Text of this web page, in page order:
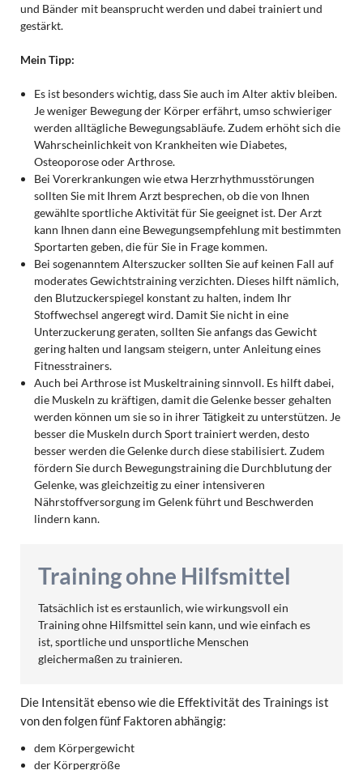
und Bänder mit beansprucht werden und dabei trainiert und
gestärkt.
Mein Tipp:
Es ist besonders wichtig, dass Sie auch im Alter aktiv bleiben.
Je weniger Bewegung der Körper erfährt, umso schwieriger
werden alltägliche Bewegungsabläufe. Zudem erhöht sich die
Wahrscheinlichkeit von Krankheiten wie Diabetes,
Osteoporose oder Arthrose.
Bei Vorerkrankungen wie etwa Herzrhythmusstörungen
sollten Sie mit Ihrem Arzt besprechen, ob die von Ihnen
gewählte sportliche Aktivität für Sie geeignet ist. Der Arzt
kann Ihnen dann eine Bewegungsempfehlung mit bestimmten
Sportarten geben, die für Sie in Frage kommen.
Bei sogenanntem Alterszucker sollten Sie auf keinen Fall auf
moderates Gewichtstraining verzichten. Dieses hilft nämlich,
den Blutzuckerspiegel konstant zu halten, indem Ihr
Stoffwechsel angeregt wird. Damit Sie nicht in eine
Unterzuckerung geraten, sollten Sie anfangs das Gewicht
gering halten und langsam steigern, unter Anleitung eines
Fitnesstrainers.
Auch bei Arthrose ist Muskeltraining sinnvoll. Es hilft dabei,
die Muskeln zu kräftigen, damit die Gelenke besser gehalten
werden können um sie so in ihrer Tätigkeit zu unterstützen. Je
besser die Muskeln durch Sport trainiert werden, desto
besser werden die Gelenke durch diese stabilisiert. Zudem
fördern Sie durch Bewegungstraining die Durchblutung der
Gelenke, was gleichzeitig zu einer intensiveren
Nährstoffversorgung im Gelenk führt und Beschwerden
lindern kann.
Training ohne Hilfsmittel
Tatsächlich ist es erstaunlich, wie wirkungsvoll ein
Training ohne Hilfsmittel sein kann, und wie einfach es
ist, sportliche und unsportliche Menschen
gleichermaßen zu trainieren.
Die Intensität ebenso wie die Effektivität des Trainings ist
von den folgen fünf Faktoren abhängig:
dem Körpergewicht
der Körpergröße